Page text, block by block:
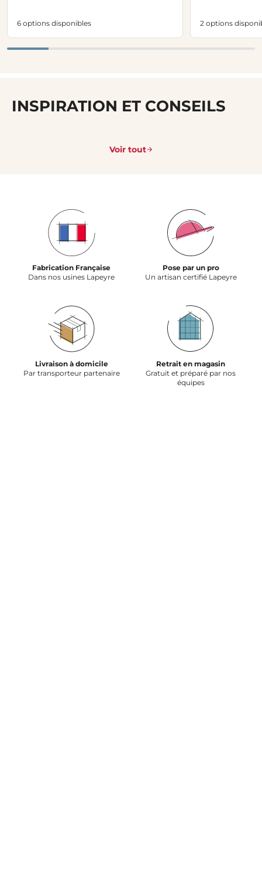
6 options disponibles 2 options
INSPIRATION ET CONSEILS
Voir tout
Fabrication Française
Dans nos usines Lapeyre
Pose par un pro
Un artisan certifié Lapeyre
Livraison à domicile
Par transporteur partenaire
Retrait en magasin
Gratuit et préparé par nos
équipes